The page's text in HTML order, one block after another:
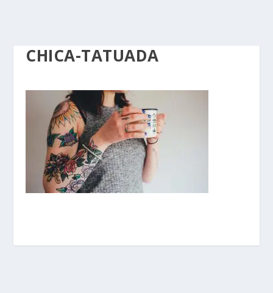
CHICA-TATUADA